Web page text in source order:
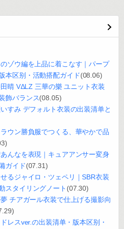
ゾウ編を上品に着こなす｜パープ
本区别・活動搭配ガイド(08.06)
晴 VΔLZ 三華の樂 ユニット衣装
飾バランス(08.05)
すみ デフォルト衣装の出装清单と
ウン勝負服でつくる、華やかで品
んなを表現｜キュアアンサー変身
ガイド(07.31)
るジャイロ・ツェペリ｜SBR衣装
スタイリングノート (07.30)
チアガール衣装で仕上げる撮影向
レスver.の出装清单・版本区别・